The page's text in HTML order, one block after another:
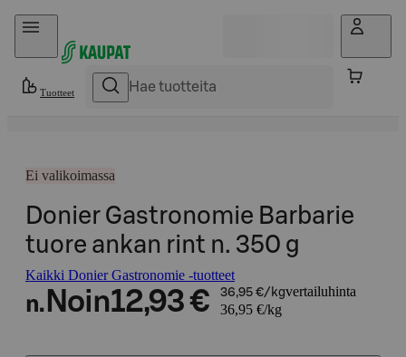
Hyppää sisältöön
Tuotteet
Ei valikoimassa
Donier Gastronomie Barbarie
tuore ankan rint n. 350 g
Kaikki Donier Gastronomie -tuotteet
n. Noin12,93 € 36,95 €/kgvertailuhinta
36,95 €/kg